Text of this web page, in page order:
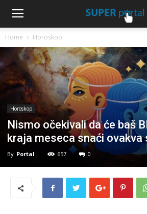
Home Horoskop
Horoskop
Nismo očekivali da će baš
kraja meseca snaći ovakva
By Portal 657 0